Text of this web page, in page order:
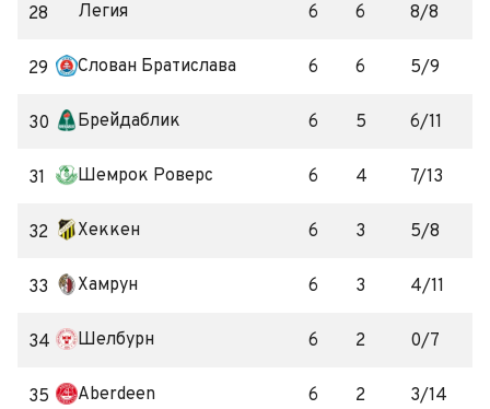
28 Легия 6 6 8/8
29 Слован Братислава 6 6 5/9
30 Брейдаблик 6 5 6/11
31 Шемрок Роверс 6 4 7/13
32 Хеккен 6 3 5/8
33 Хамрун 6 3 4/11
34 Шелбурн 6 2 0/7
35 Aberdeen 6 2 3/14